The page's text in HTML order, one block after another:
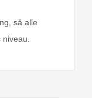
så alle